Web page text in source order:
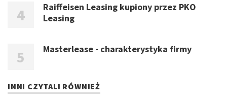
Raiffeisen Leasing kupiony przez PKO
Leasing
Masterlease - charakterystyka firmy
INNI CZYTALI RÓWNIEŻ